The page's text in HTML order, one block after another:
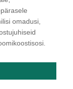
omadusi,